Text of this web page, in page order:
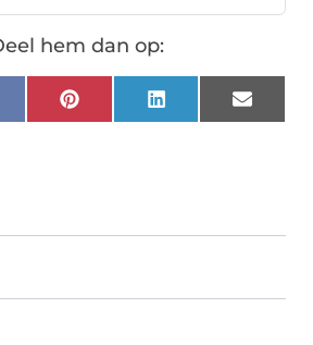
hem dan op:
PinterestLinkedInEmail